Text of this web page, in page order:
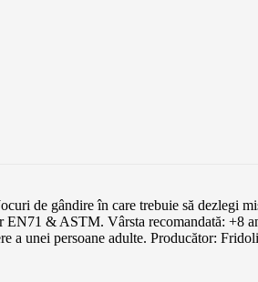
de gândire în care trebuie să dezlegi
EN71 & ASTM. Vârsta recomandată:
unei persoane adulte. Producător: